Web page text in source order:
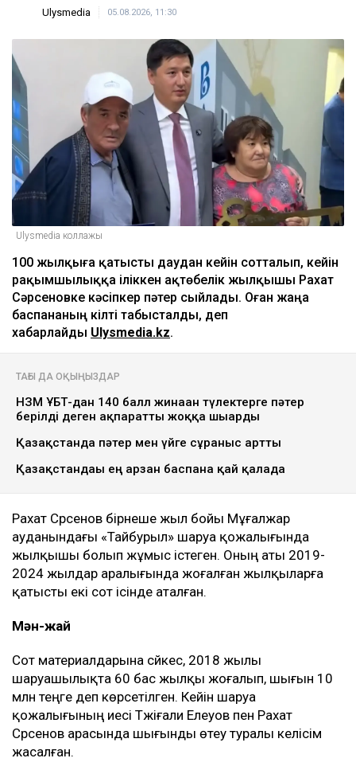
Ulysmedia 05.08.2026, 11:30
Ulysmedia коллажы
100 жылқыға қатысты даудан кейін сотталып, кейін
рақымшылыққа іліккен ақтөбелік жылқышы Рахат
Сәрсеновке кәсіпкер пәтер сыйлады. Оған жаңа
баспананың кілті табысталды, деп
хабарлайды Ulysmedia.kz.
ТАҒЫ ДА ОҚЫҢЫЗДАР
НЗМ ҰБТ-дан 140 балл жинаған түлектерге пәтер
берілді деген ақпаратты жоққа шығарды
Қазақстанда пәтер мен үйге сұраныс артты
Қазақстандағы ең арзан баспана қай қалада
Рахат Сәрсенов бірнеше жыл бойы Мұғалжар
ауданындағы «Тайбурыл» шаруа қожалығында
жылқышы болып жұмыс істеген. Оның аты 2019-
2024 жылдар аралығында жоғалған жылқыларға
қатысты екі сот ісінде аталған.
Мән-жай
Сот материалдарына сәйкес, 2018 жылы
шаруашылықта 60 бас жылқы жоғалып, шығын 10
млн теңге деп көрсетілген. Кейін шаруа
қожалығының иесі Тәжіғали Елеуов пен Рахат
Сәрсенов арасында шығынды өтеу туралы келісім
жасалған.